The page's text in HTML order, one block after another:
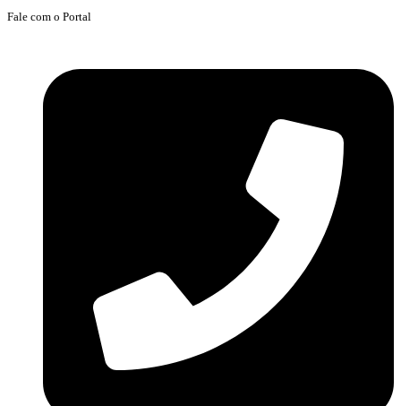
Fale com o Portal